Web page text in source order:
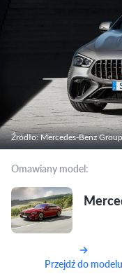
Źródło: Mercedes-Benz Group
Omawiany model:
Przejdź do modelu